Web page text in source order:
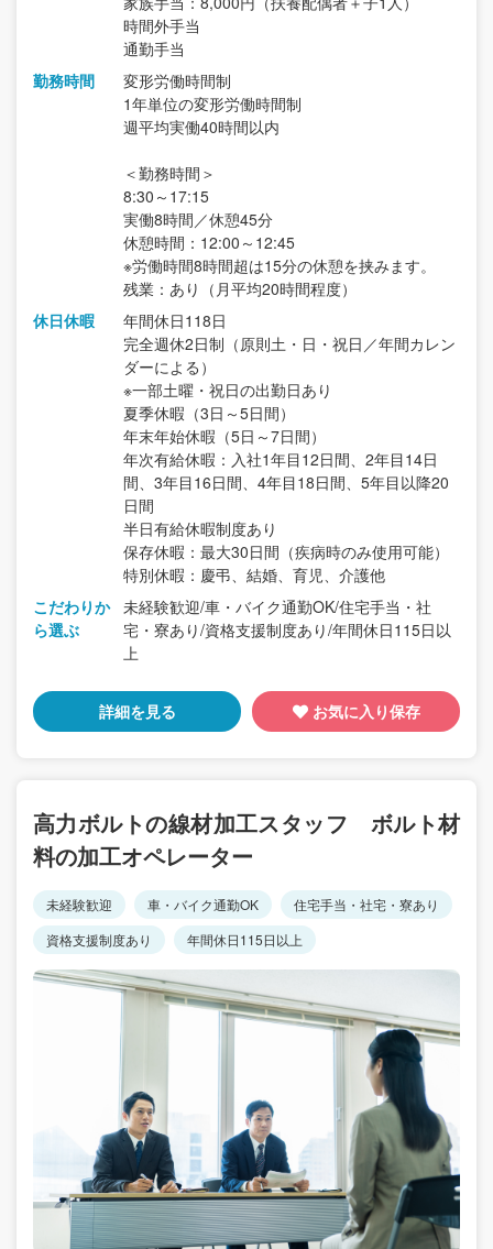
時間外手当
通勤手当
勤務時間
変形労働時間制
1年単位の変形労働時間制
週平均実働40時間以内
＜勤務時間＞
8:30～17:15
実働8時間／休憩45分
休憩時間：12:00～12:45
※労働時間8時間超は15分の休憩を挟みます。
残業：あり（月平均20時間程度）
休日休暇
年間休日118日
完全週休2日制（原則土・日・祝日／年間カレン
ダーによる）
※一部土曜・祝日の出勤日あり
夏季休暇（3日～5日間）
年末年始休暇（5日～7日間）
年次有給休暇：入社1年目12日間、2年目14日
間、3年目16日間、4年目18日間、5年目以降20
日間
半日有給休暇制度あり
保存休暇：最大30日間（疾病時のみ使用可能）
特別休暇：慶弔、結婚、育児、介護他
こだわりか
ら選ぶ
未経験歓迎/車・バイク通勤OK/住宅手当・社
宅・寮あり/資格支援制度あり/年間休日115日以
上
詳細を見る お気に入り保存
高力ボルトの線材加工スタッフ ボルト材
料の加工オペレーター
未経験歓迎 車・バイク通勤OK
住宅手当・社宅・寮あり
資格支援制度あり
年間休日115日以上